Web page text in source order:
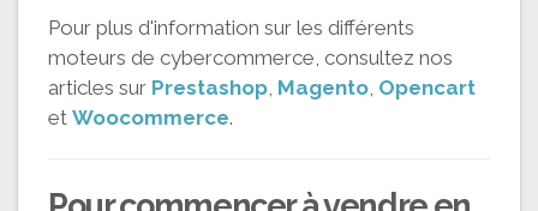
Pour plus d'information sur les différents
moteurs de cybercommerce, consultez nos
articles sur Prestashop Magento Opencart
et Woocommerce.